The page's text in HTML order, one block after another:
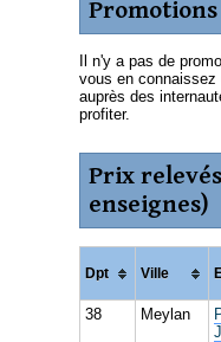
Il n'y a pas de
vous en connaissez
auprès des
profiter.
Prix
enseignes)
Dpt Ville
38 Meylan